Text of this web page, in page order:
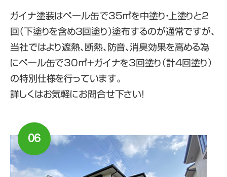
ガイナ塗装はペール缶で35㎡を中塗り・上塗りと２
回（下塗りを含め３回塗り）塗布するのが通常ですが、
当社ではより遮熱、断熱、防音、消臭効果を高める為
にペール缶で30㎡+ガイナを3回塗り（計4回塗り）
の特別仕様を行っています。
詳しくはお気軽にお問合せ下さい！
06